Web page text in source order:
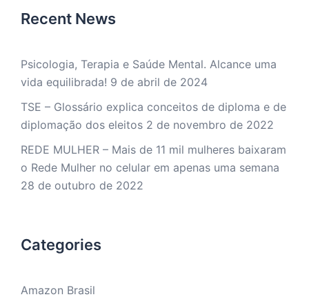
Recent News
Psicologia, Terapia e Saúde Mental. Alcance uma
vida equilibrada! 9 de abril de 2024
TSE – Glossário explica conceitos de diploma e de
diplomação dos eleitos 2 de novembro de 2022
REDE MULHER – Mais de 11 mil mulheres baixaram
o Rede Mulher no celular em apenas uma semana
28 de outubro de 2022
Categories
Amazon Brasil